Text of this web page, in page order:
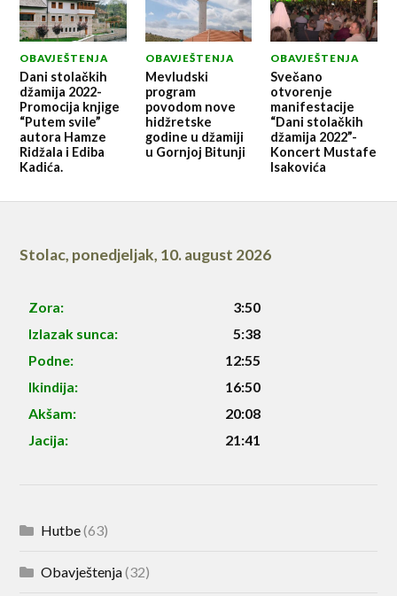
OBAVJEŠTENJA
Dani stolačkih
džamija 2022-
Promocija knjige
“Putem svile”
autora Hamze
Ridžala i Ediba
Kadića.
OBAVJEŠTENJA
Mevludski
program
povodom nove
hidžretske
godine u džamiji
u Gornjoj Bitunji
OBAVJEŠTENJA
Svečano
otvorenje
manifestacije
“Dani stolačkih
džamija 2022”-
Koncert Mustafe
Isakovića
Stolac, ponedjeljak, 10. august 2026
Zora:
3:50
Izlazak sunca:
5:38
Podne:
12:55
Ikindija:
16:50
Akšam:
20:08
Jacija:
21:41
Hutbe(63)
Obavještenja(32)